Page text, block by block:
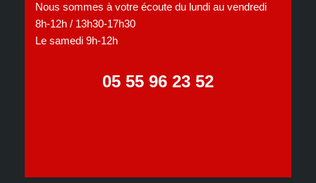
Nous sommes à votre écoute du lundi au vendredi
8h-12h / 13h30-17h30
Le samedi 9h-12h
05 55 96 23 52